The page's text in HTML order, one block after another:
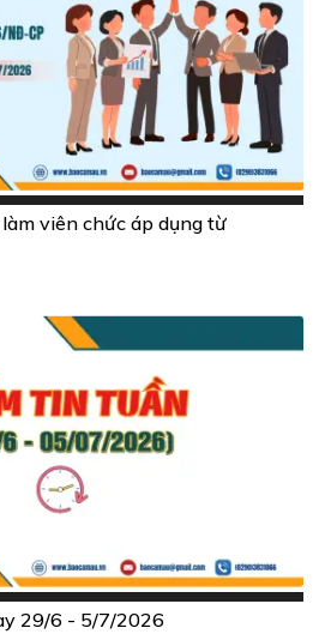
viên chức áp dụng từ
29/6 - 5/7/2026